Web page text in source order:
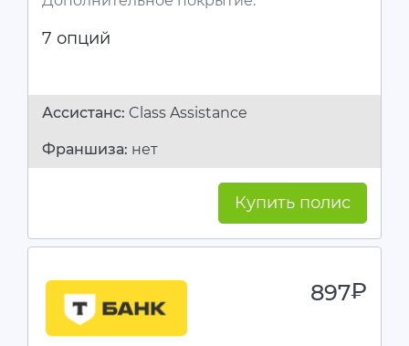
7 опций
Ассистанc: Class Assistance
Франшиза: нет
Купить полис
897руб.